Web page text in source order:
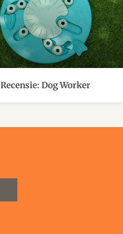
Recensie: Dog Worker